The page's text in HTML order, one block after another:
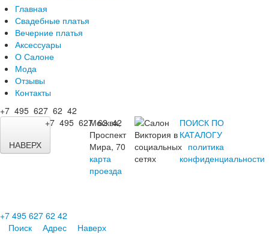
Главная
Свадебные платья
Вечерние платья
Аксессуары
О Салоне
Мода
Отзывы
Контакты
+7 495 627 62 42
НАВЕРХ
+7 495 627 62 42
Москва,
Проспект
Мира, 70
карта
проезда
ПОИСК ПО
КАТАЛОГУ
политика
конфиденциальности
+7 495 627 62 42
Поиск
Адрес Наверх